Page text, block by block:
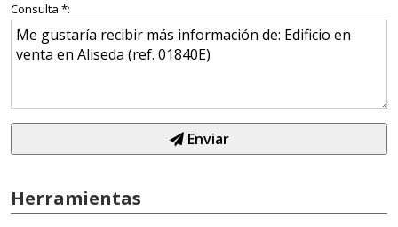
Consulta *:
Enviar
Herramientas